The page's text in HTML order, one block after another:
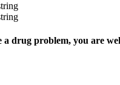
drug problem, you are